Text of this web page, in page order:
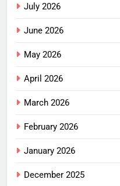
July 2026
June 2026
May 2026
April 2026
March 2026
February 2026
January 2026
December 2025